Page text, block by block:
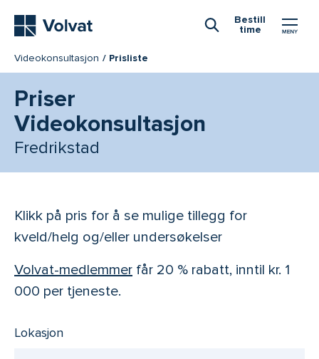
Bestill
time
Videokonsultasjon Prisliste
Priser
Videokonsultasjon
Fredrikstad
Klikk på pris for å se mulige tillegg for
kveld/helg og/eller undersøkelser
Volvat-medlemmer får 20 % rabatt, inntil kr. 1
000 per tjeneste.
Lokasjon